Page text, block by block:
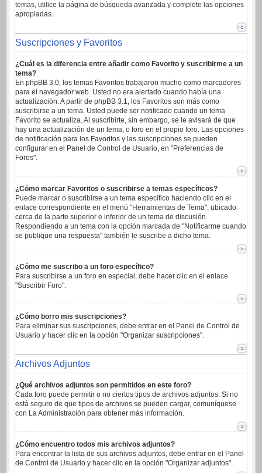
temas, utilice la página de búsqueda avanzada y complete las opciones
apropiadas.
Suscripciones y Favoritos
¿Cuál es la diferencia entre añadir como Favorito y suscribirme a un
tema?
En phpBB 3.0, los temas Favoritos trabajaron mucho como marcadores
para el navegador web. Usted no era alertado cuando había una
actualización. A partir de phpBB 3.1, los Favoritos son más como
suscribirse a un tema. Usted puede ser notificado cuando un tema
Favorito se actualiza. Al suscribirte, sin embargo, se le avisará de que
hay una actualización de un tema, o foro en el propio foro. Las opciones
de notificación para los Favoritos y las suscripciones se pueden
configurar en el Panel de Control de Usuario, en "Preferencias de
Foros".
¿Cómo marcar Favoritos o suscribirse a temas específicos?
Puede marcar o suscribirse a un tema específico haciendo clic en el
enlace correspondiente en el menú "Herramientas de Tema", ubicado
cerca de la parte superior e inferior de un tema de discusión.
Respondiendo a un tema con la opción marcada de "Notificarme cuando
se publique una respuesta" también le suscribe a dicho tema.
¿Cómo me suscribo a un foro específico?
Para suscribirse a un foro en especial, debe hacer clic en el enlace
"Suscribir Foro".
¿Cómo borro mis suscripciones?
Para eliminar sus suscripciones, debe entrar en el Panel de Control de
Usuario y hacer clic en la opción "Organizar suscripciones".
Archivos Adjuntos
¿Qué archivos adjuntos son permitidos en este foro?
Cada foro puede permitir o no ciertos tipos de archivos adjuntos. Si no
está seguro de que tipos de archivos se pueden cargar, comuníquese
con La Administración para obtener más información.
¿Cómo encuentro todos mis archivos adjuntos?
Para encontrar la lista de sus archivos adjuntos, debe entrar en el Panel
de Control de Usuario y hacer clic en la opción "Organizar adjuntos".